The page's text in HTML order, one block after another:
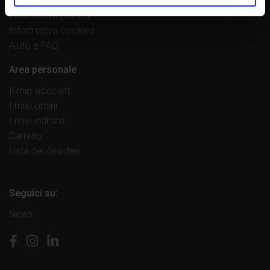
Informativa privacy
Informativa cookies
Aiuto e FAQ
Area personale
Il mio account
I miei ordini
I miei indirizzi
Carrello
Lista dei desideri
Seguici su:
News